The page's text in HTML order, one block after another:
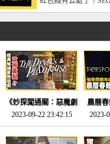
宅速配20230119
《妙探闖通關：惡魔劇
場》將推出「重製
版」!!!今年就能玩到!!-
電玩宅速配20230124
2023-09-22 23:42:15
農曆
SE社
動作角
電玩宅
2023-